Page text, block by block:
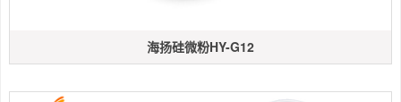
海扬硅微粉HY-G12